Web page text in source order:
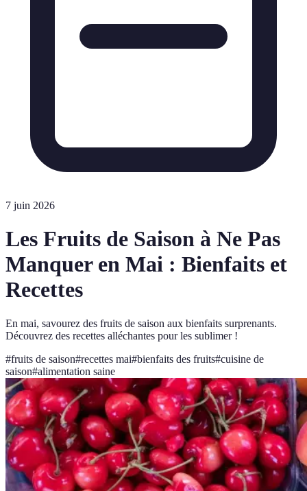
7 juin 2026
Les Fruits de Saison à Ne Pas
Manquer en Mai : Bienfaits et
Recettes
En mai, savourez des fruits de saison aux bienfaits surprenants.
Découvrez des recettes alléchantes pour les sublimer !
#fruits de saison#recettes mai#bienfaits des fruits#cuisine de
saison#alimentation saine